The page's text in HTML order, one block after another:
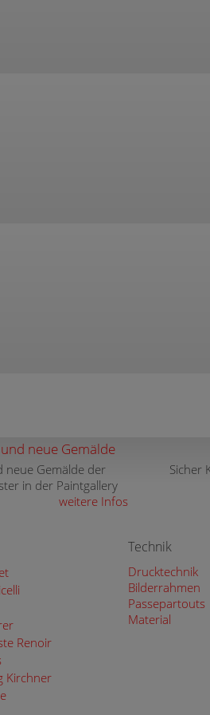
neue Gemälde
neue Gemälde der
in der Paintgallery
weitere Infos
Sicher
Renoir
Kirchner
Technik
Drucktechnik
Bilderrahmen
Passepartouts
Material